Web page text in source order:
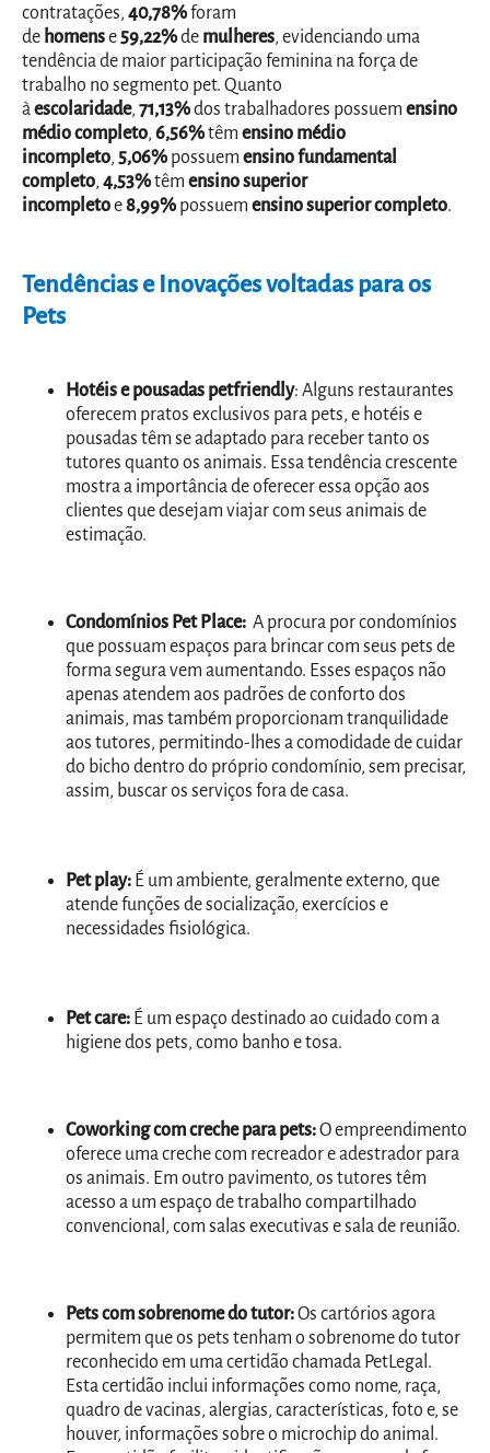
contratações,40,78%foram
de homense 59,22%de mulheres, evidenciando uma
tendência de maior participação feminina na força de
trabalho no segmento pet. Quanto
àescolaridade,71,13%dos trabalhadores possuemensino
médio completo,6,56%têmensino médio
incompleto, 5,06% possuemensino fundamental
completo,4,53%têmensino superior
incompletoe8,99% possuemensino superior completo.
Tendências e Inovações voltadas para os
Pets
Hotéis e pousadas petfriendly: Alguns restaurantes
oferecem pratos exclusivos para pets, e hotéis e
pousadas têm se adaptado para receber tanto os
tutores quanto os animais. Essa tendência crescente
mostra a importância de oferecer essa opção aos
clientes que desejam viajar com seus animais de
estimação.
Condomínios Pet Place: A procura por condomínios
que possuam espaços para brincar com seus pets de
forma segura vem aumentando. Esses espaços não
apenas atendem aos padrões de conforto dos
animais, mas também proporcionam tranquilidade
aos tutores, permitindo-lhes a comodidade de cuidar
do bicho dentro do próprio condomínio, sem precisar,
assim, buscar os serviços fora de casa.
Pet play: É um ambiente, geralmente externo, que
atende funções de socialização, exercícios e
necessidades fisiológica.
Pet care: É um espaço destinado ao cuidado com a
higiene dos pets, como banho e tosa.
Coworking com creche para pets:O empreendimento
oferece uma creche com recreador e adestrador para
os animais. Em outro pavimento, os tutores têm
acesso a um espaço de trabalho compartilhado
convencional, com salas executivas e sala de reunião.
Pets com sobrenome do tutor:Os cartórios agora
permitem que os pets tenham o sobrenome do tutor
reconhecido em uma certidão chamada PetLegal.
Esta certidão inclui informações como nome, raça,
quadro de vacinas, alergias, características, foto e, se
houver, informações sobre o microchip do animal.